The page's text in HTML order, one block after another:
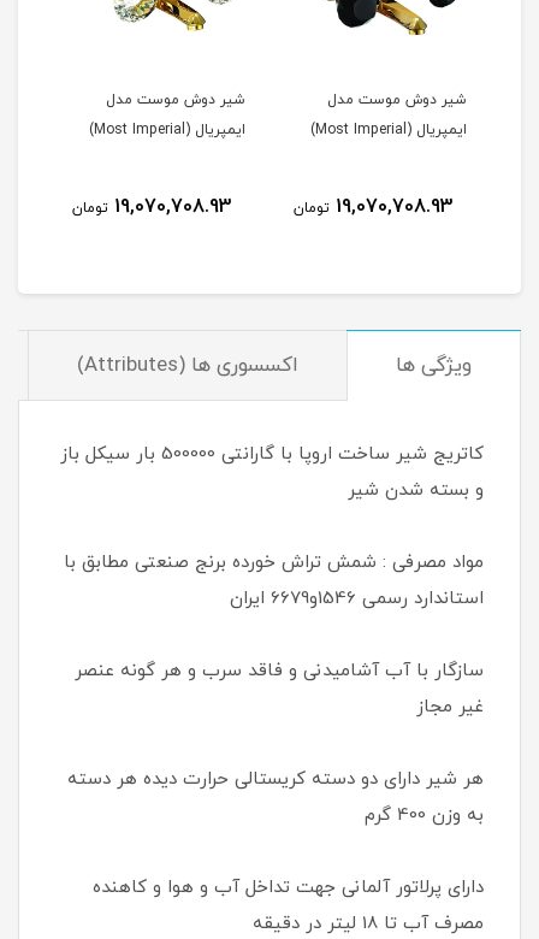
دوش موست مدل
تومان
شیر دوش موست مدل
ایمپریال (Most Imperial)
19,070,708.93 تومان
شیر توالت موست
ایمپریال کریستال
ویژگی ها اکسسوری ها (Attributes)
کاتریج شیر ساخت اروپا با گارانتی 500000 بار سیکل باز
و بسته شدن شیر
مواد مصرفی : شمش تراش خورده برنج صنعتی مطابق با
استاندارد رسمی 1546و6679 ایران
سازگار با آب آشامیدنی و فاقد سرب و هر گونه عنصر
غیر مجاز
هر شیر دارای دو دسته کریستالی حرارت دیده هر دسته
به وزن 400 گرم
دارای پرلاتور آلمانی جهت تداخل آب و هوا و کاهنده
مصرف آب تا 18 لیتر در دقیقه